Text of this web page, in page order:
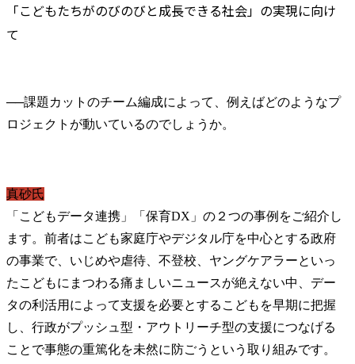
「こどもたちがのびのびと成長できる社会」の実現に向け
て
──課題カットのチーム編成によって、例えばどのようなプ
真砂氏
「こどもデータ連携」「保育DX」の２つの事例をご紹介し
ます。前者はこども家庭庁やデジタル庁を中心とする政府
の事業で、いじめや虐待、不登校、ヤングケアラーといっ
たこどもにまつわる痛ましいニュースが絶えない中、デー
タの利活用によって支援を必要とするこどもを早期に把握
し、行政がプッシュ型・アウトリーチ型の支援につなげる
ことで事態の重篤化を未然に防ごうという取り組みです。